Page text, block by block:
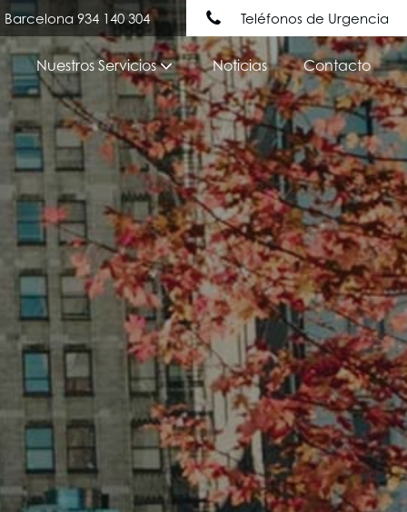
Barcelona 934 140 304 Teléfonos de Urgencia
Nuestros Servicios Noticias Contacto